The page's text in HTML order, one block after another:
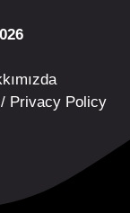
Privacy Policy